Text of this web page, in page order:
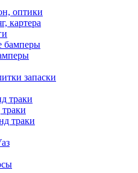
оптики
картера
бамперы
запаски
траки
траки